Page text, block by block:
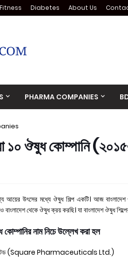
Fitness Diabetes About Us
PHARMA COMPANIES
১০ ঔষুধ কোম্পানি
আয়ের উৎসের মধ্যে ঔষুধ শিল্প একটি। আজ বাংলাদেশ
থেকে ঔষুধ ক্রয় করছি। যা বাংলাদেশ ঔষুধ
কোম্পানির নাম নিচে উল্লেখ করা হল
লিমিটেড (Square Pharmaceuticals Ltd.)